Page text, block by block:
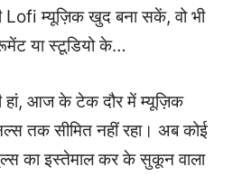
Lofi म्यूज़िक खुद बना सकें, वो भी
या स्टूडियो के…
हां, आज के टेक दौर में म्यूज़िक
तक सीमित नहीं रहा। अब कोई
का इस्तेमाल कर के सुकून वाला